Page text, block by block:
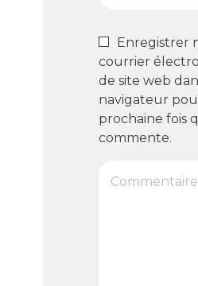
Enregistrer
courrier
de site web
navigateur
prochaine fois
commente.